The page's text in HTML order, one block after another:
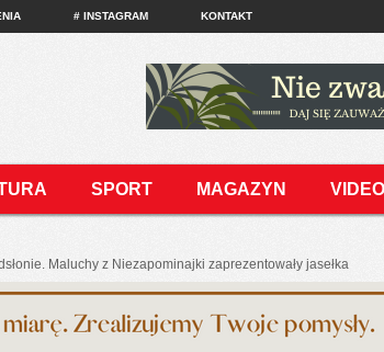
# INSTAGRAM KONTAKT
SPORT MAGAZYN VIDEO
Maluchy z Niezapominajki zaprezentowały jasełka